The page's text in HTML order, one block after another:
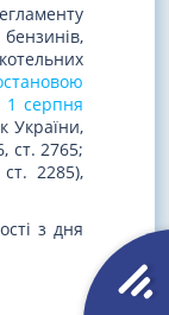
1 серпня
України,
ст. 2765;
2285),
з дня